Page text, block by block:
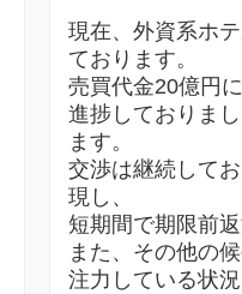
現在、外資系ホ
ております。
売買代金20億円
進捗しておりま
ます。
交渉は継続して
現し、
短期間で期限前
また、その他の
注力している状況